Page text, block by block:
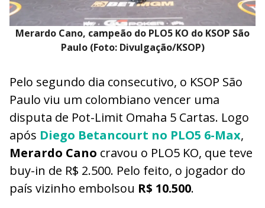
Merardo Cano, campeão do PLO5 KO do KSOP São
Paulo (Foto: Divulgação/KSOP)
Pelo segundo dia consecutivo, o KSOP São
Paulo viu um colombiano vencer uma
disputa de Pot-Limit Omaha 5 Cartas. Logo
após Diego Betancourt no PLO5 6-Max,
Merardo Cano cravou o PLO5 KO, que teve
buy-in de R$ 2.500. Pelo feito, o jogador do
país vizinho embolsou R$ 10.500.